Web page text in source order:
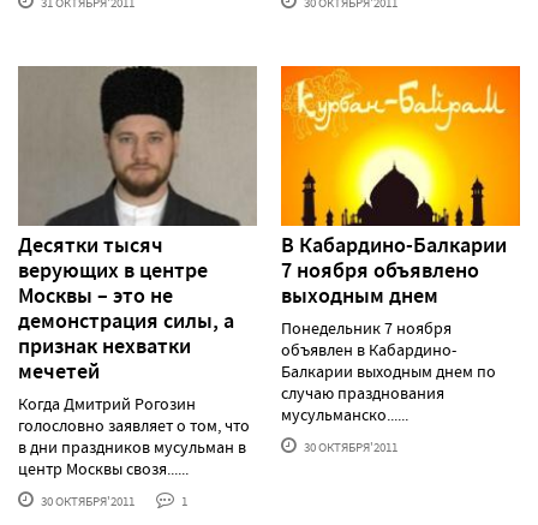
Десятки тысяч
верующих в центре
Москвы – это не
демонстрация силы, а
признак нехватки
мечетей
Когда Дмитрий Рогозин
голословно заявляет о том, что
в дни праздников мусульман в
центр Москвы свозя......
30 ОКТЯБРЯ'2011 1
В Кабардино-Балкарии
7 ноября объявлено
выходным днем
Понедельник 7 ноября
объявлен в Кабардино-
Балкарии выходным днем по
случаю празднования
мусульманско......
30 ОКТЯБРЯ'2011